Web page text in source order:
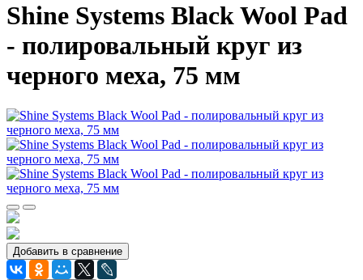
Shine Systems Black Wool Pad
- полировальный круг из
черного меха, 75 мм
Добавить в сравнение